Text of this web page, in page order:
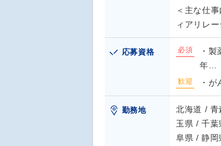
＜主な仕
ィアリレ
応募資格 必須
・
年…
歓迎 ・
勤務地
北海道 /
玉県 / 千
阜県 / 静